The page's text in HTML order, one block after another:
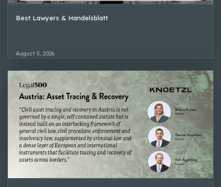
Best Lawyers & Handelsblatt
August 5, 2026